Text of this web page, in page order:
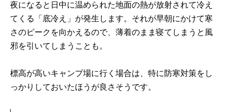
夜になると日中に温められた地面の熱が放射されて冷え
てくる「底冷え」が発生します。それが早朝にかけて寒
さのピークを向かえるので、薄着のまま寝てしまうと風
邪を引いてしまうことも。
標高が高いキャンプ場に行く場合は、特に防寒対策をし
っかりしておいたほうが良さそうです。